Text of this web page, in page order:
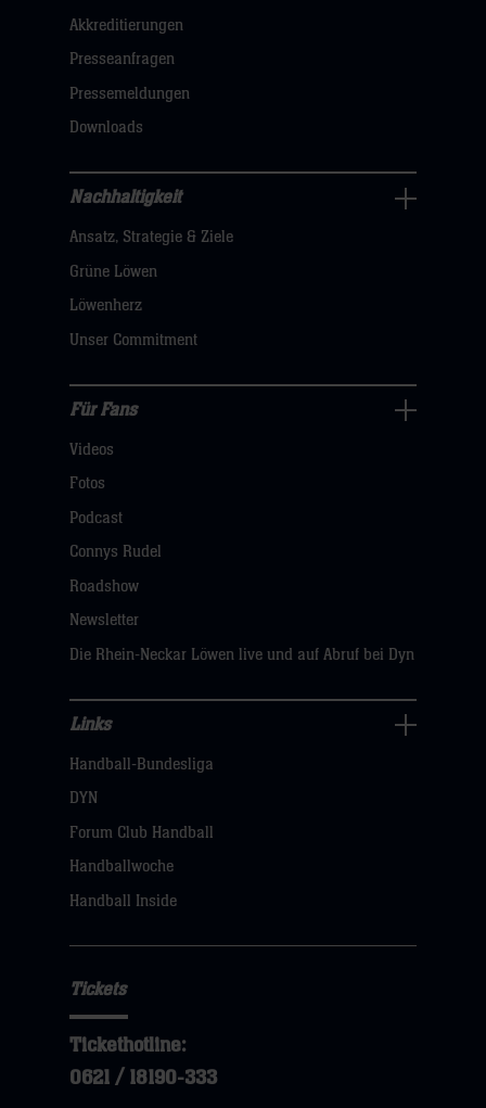
Navigation
öffnen,
dann
klicken
hier
Akkreditierungen
Presseanfragen
Pressemeldungen
Downloads
Nachhaltigkeit
Navigation
öffnen,
dann
hier
Nachhaltigkeit
Ansatz, Strategie & Ziele
Grüne Löwen
Löwenherz
Unser Commitment
Fans
Navigation
öffnen,
dann
hier
Für Fans
Videos
Fotos
Podcast
Connys Rudel
Roadshow
Newsletter
Die Rhein-Neckar Löwen live und auf Abruf bei Dyn
Navigation
öffnen,
dann
klicken
Links
Handball-Bundesliga
DYN
Forum Club Handball
Handballwoche
Handball Inside
Tickets
Tickethotline:
0621 / 18190-333